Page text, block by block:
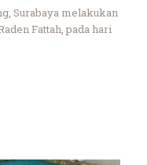
Surabaya melakukan
Fattah, pada hari